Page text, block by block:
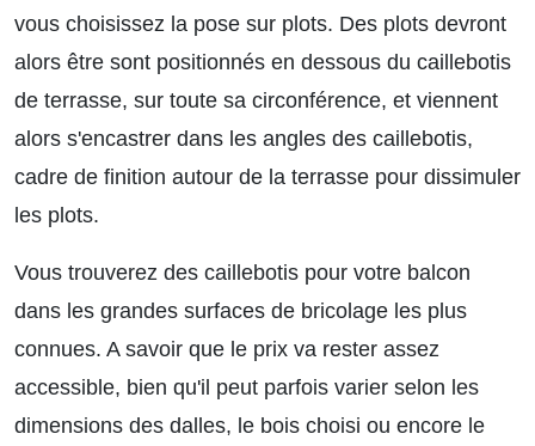
vous choisissez la pose sur plots. Des plots devront
alors être sont positionnés en dessous du caillebotis
de terrasse, sur toute sa circonférence, et viennent
alors s'encastrer dans les angles des caillebotis,
cadre de finition autour de la terrasse pour dissimuler
les plots.
Vous trouverez des caillebotis pour votre balcon
dans les grandes surfaces de bricolage les plus
connues. A savoir que le prix va rester assez
accessible, bien qu'il peut parfois varier selon les
dimensions des dalles, le bois choisi ou encore le